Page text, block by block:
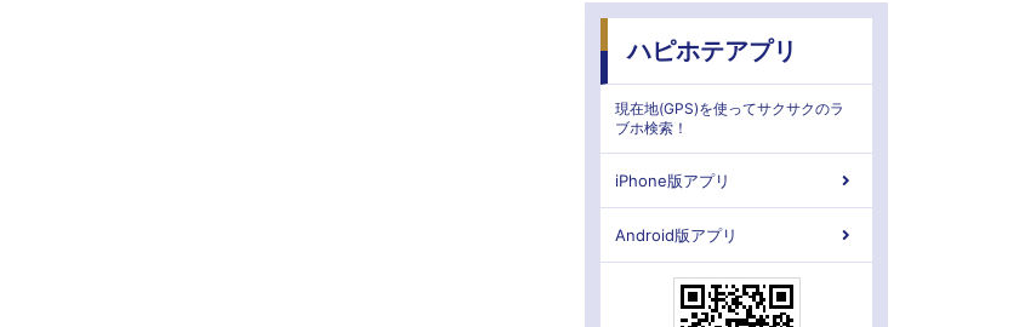
ハピホテアプリ
現在地(GPS)を使ってサクサクのラ
ブホ検索！
iPhone版アプリ
Android版アプリ